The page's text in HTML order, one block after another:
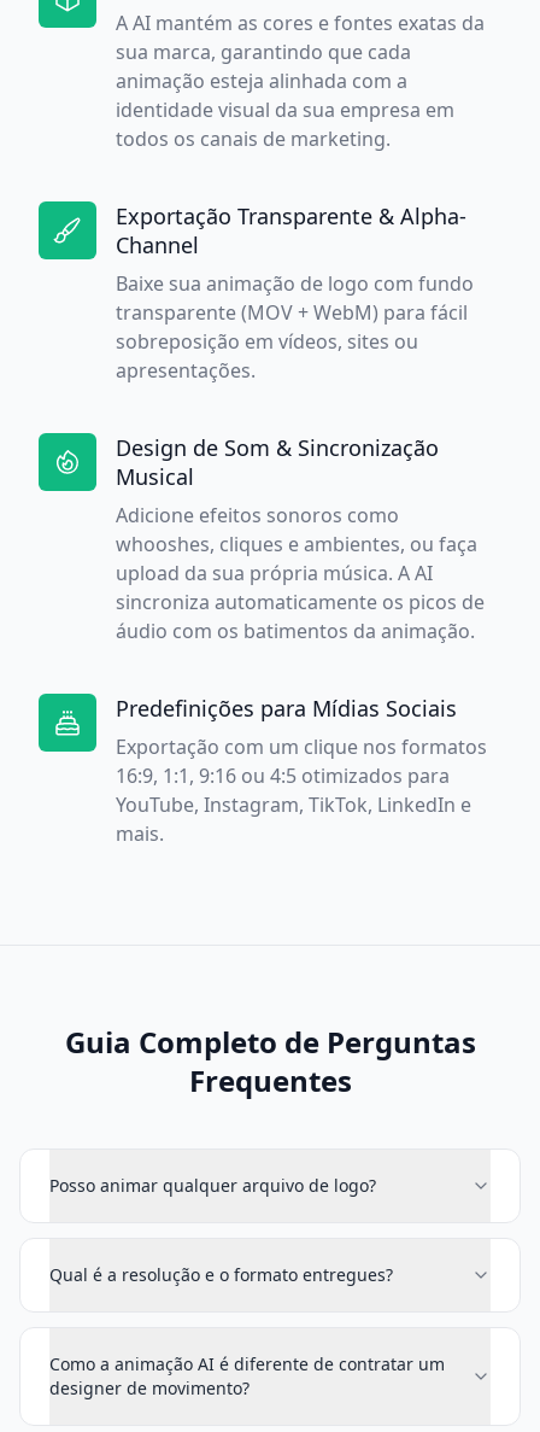
A AI mantém as cores e fontes exatas da
sua marca, garantindo que cada
animação esteja alinhada com a
identidade visual da sua empresa em
todos os canais de marketing.
Exportação Transparente & Alpha-
Channel
Baixe sua animação de logo com fundo
transparente (MOV + WebM) para fácil
sobreposição em vídeos, sites ou
apresentações.
Design de Som & Sincronização
Musical
Adicione efeitos sonoros como
whooshes, cliques e ambientes, ou faça
upload da sua própria música. A AI
sincroniza automaticamente os picos de
áudio com os batimentos da animação.
Predefinições para Mídias Sociais
Exportação com um clique nos formatos
16:9, 1:1, 9:16 ou 4:5 otimizados para
YouTube, Instagram, TikTok, LinkedIn e
mais.
Guia Completo de Perguntas
Frequentes
Posso animar qualquer arquivo de logo?
Qual é a resolução e o formato entregues?
Como a animação AI é diferente de contratar um
designer de movimento?